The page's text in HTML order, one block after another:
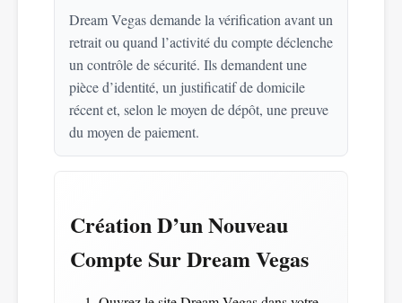
Dream Vegas demande la vérification avant un
retrait ou quand l’activité du compte déclenche
un contrôle de sécurité. Ils demandent une
pièce d’identité, un justificatif de domicile
récent et, selon le moyen de dépôt, une preuve
du moyen de paiement.
Création D’un Nouveau
Compte Sur Dream Vegas